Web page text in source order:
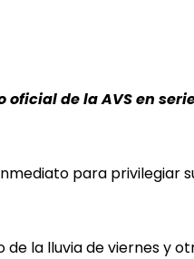
de la AVS en
para privilegiar
la lluvia de viernes y